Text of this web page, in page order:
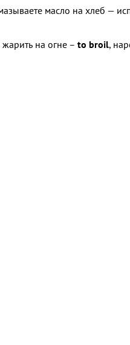
масло на хлеб —
на огне – to broil,